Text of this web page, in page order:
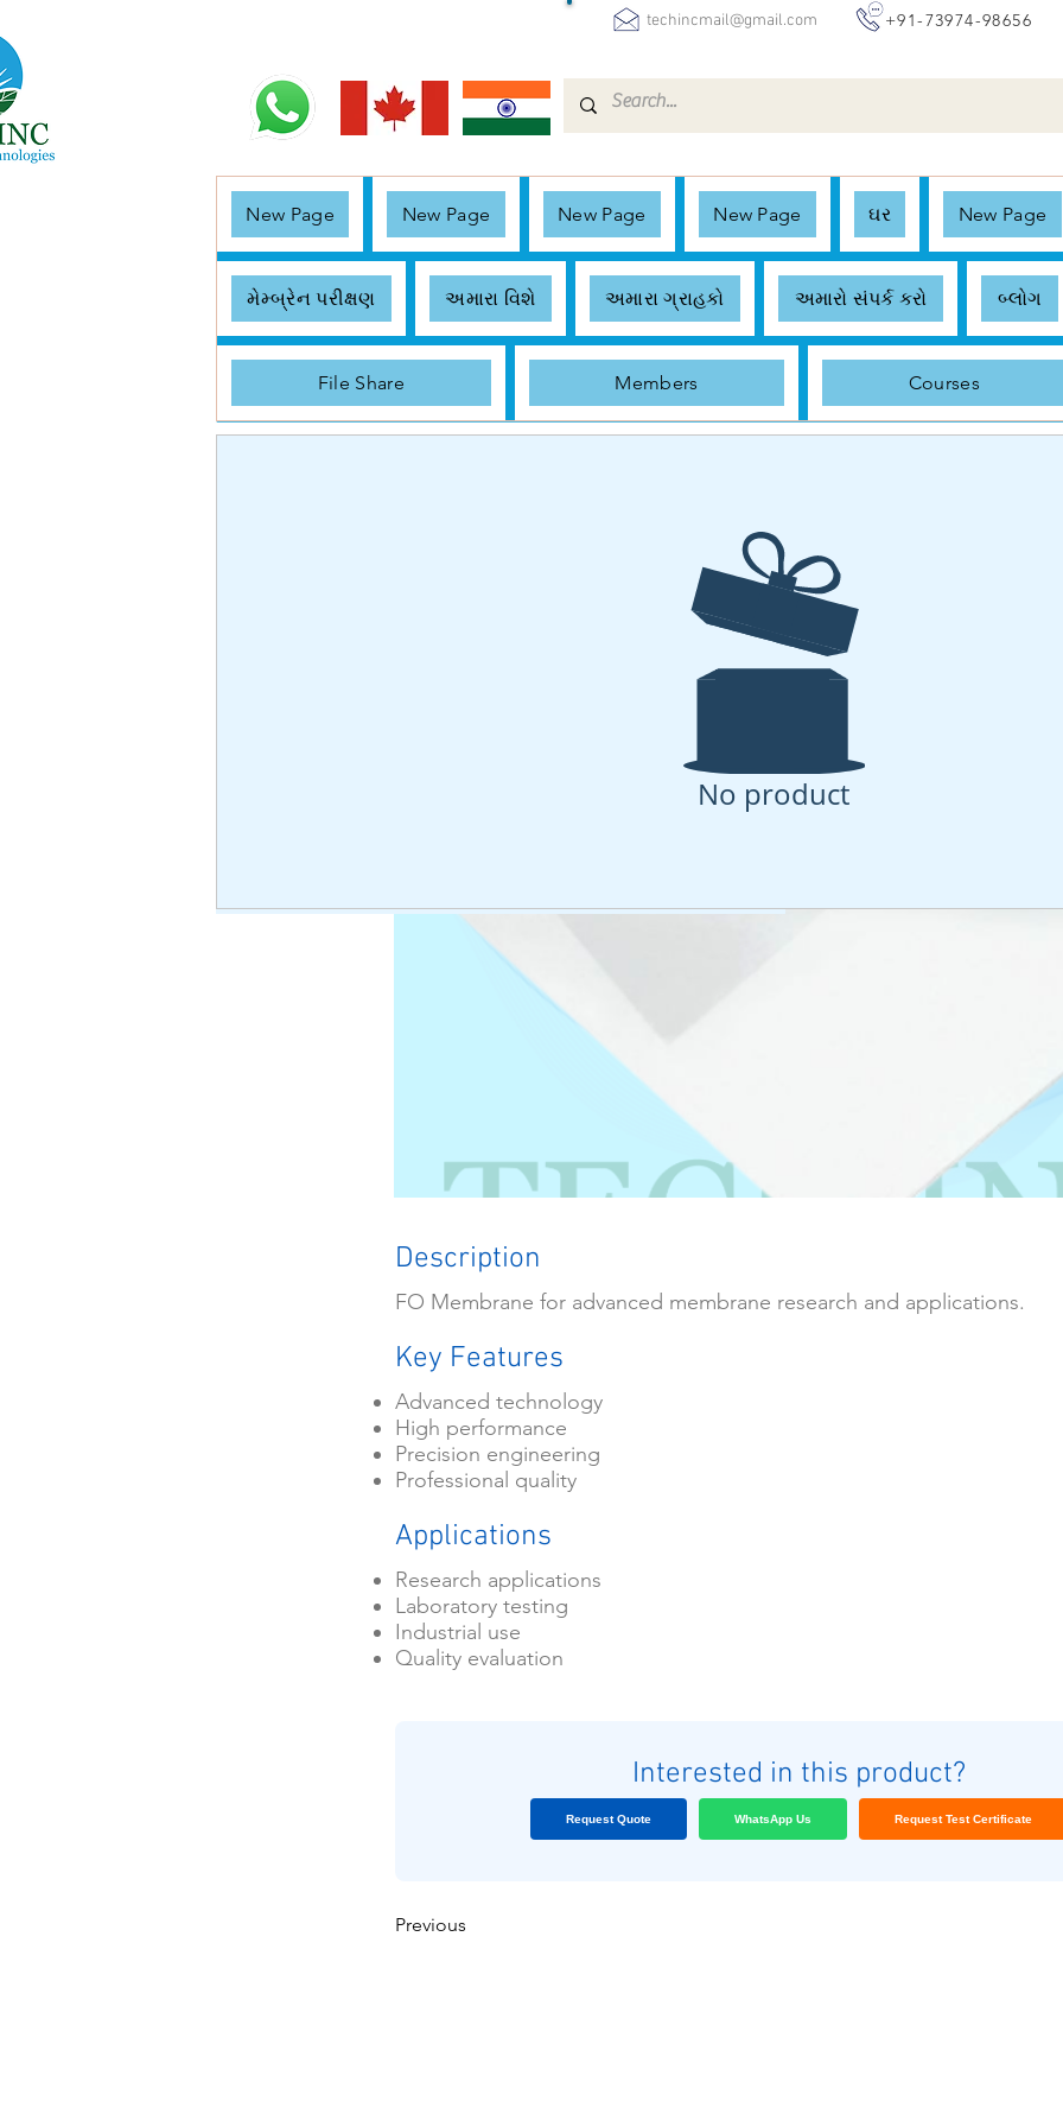
techincmail@gmail.com +91-73974-98656
New Page New Page New Page New Page ઘર New Page
મેમ્બ્રેન પરીક્ષણ અમારા વિશે અમારા ગ્રાહકો અમારો સંપર્ક કરો બ્લોગ
File Share Members Courses
FO Membrane
FO Membrane for advanced membrane research and
Description
FO Membrane for advanced membrane research and applications.
Key Features
Advanced technology
High performance
Precision engineering
Professional quality
Applications
Research applications
Laboratory testing
Industrial use
Quality evaluation
Interested in this product?
Request Quote WhatsApp Us Request Test Certificate
Previous
No product